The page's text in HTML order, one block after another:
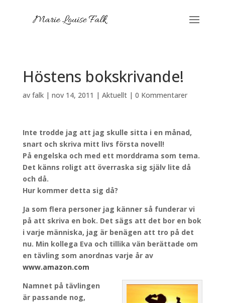
Höstens bokskrivande!
av falk| nov 14, 2011 | Aktuellt| 0 Kommentarer
Inte trodde jag att jag skulle sitta i en månad,
snart och skriva mitt livs första novell!
På engelska och med ett morddrama som tema.
Det känns roligt att överraska sig själv lite då
och då.
Hur kommer detta sig då?
Ja som flera personer jag känner så funderar vi
på att skriva en bok. Det sägs att det bor en bok
i varje människa, jag är benägen att tro på det
nu. Min kollega Eva och tillika vän berättade om
en tävling som anordnas varje år av
www.amazon.com
Namnet på tävlingen
är passande nog,